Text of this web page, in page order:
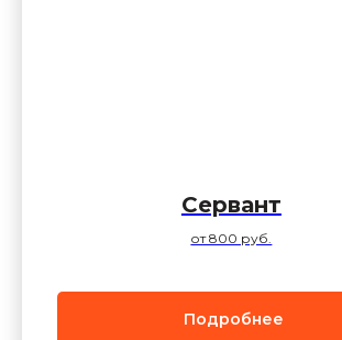
Сервант
от 800 руб.
Подробнее